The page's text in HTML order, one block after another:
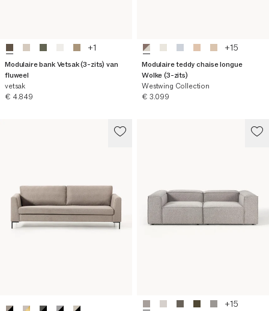
+1
Modulaire bank Vetsak (3-zits) van
fluweel
vetsak
Huidige prijs
€ 4.849
+15
Modulaire teddy chaise longue
Wolke (3-zits)
Westwing Collection
Huidige prijs
€ 3.099
+15